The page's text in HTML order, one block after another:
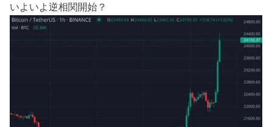
いよいよ逆相関開始？